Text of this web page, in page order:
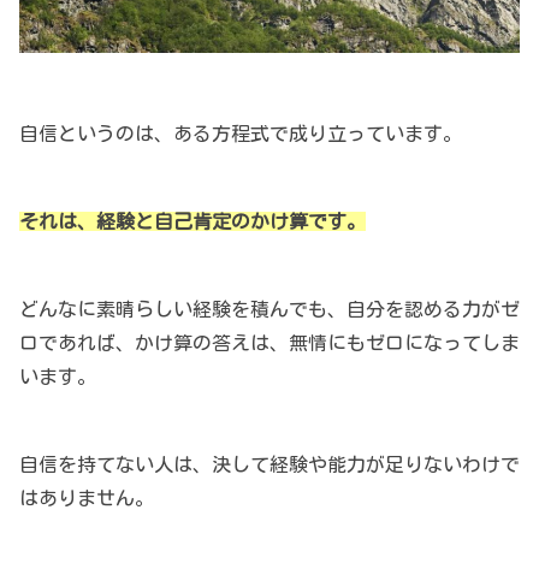
自信というのは、ある方程式で成り立っています。
それは、経験と自己肯定のかけ算です。
どんなに素晴らしい経験を積んでも、自分を認める力がゼ
ロであれば、かけ算の答えは、無情にもゼロになってしま
います。
自信を持てない人は、決して経験や能力が足りないわけで
はありません。